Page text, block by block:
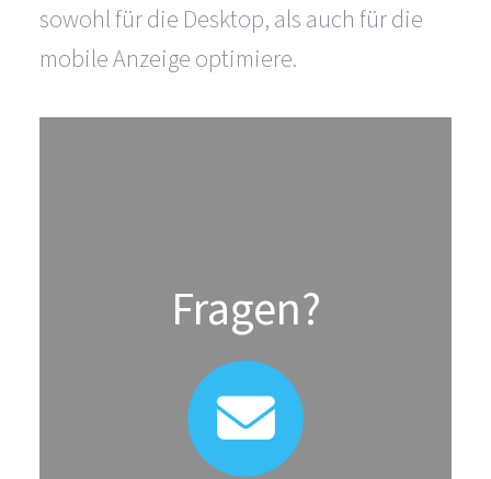
sowohl für die Desktop, als auch für die
mobile Anzeige optimiere.
Fragen?